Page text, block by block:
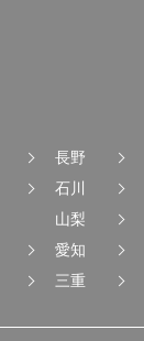
長野
石川
山梨
愛知
三重